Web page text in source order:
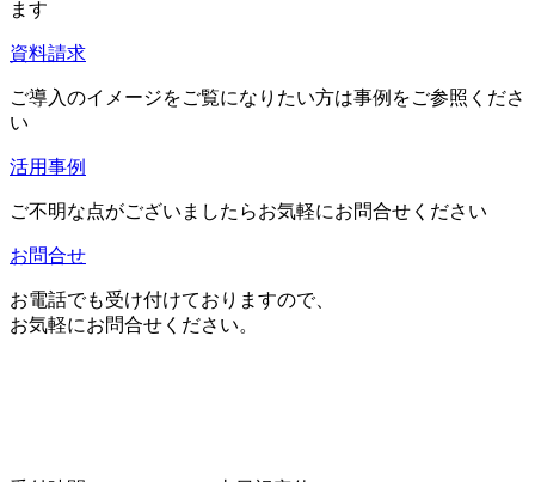
ます
資料請求
ご導入のイメージをご覧になりたい方は事例をご参照くださ
い
活用事例
ご不明な点がございましたらお気軽にお問合せください
お問合せ
お電話でも受け付けておりますので、
お気軽にお問合せください。